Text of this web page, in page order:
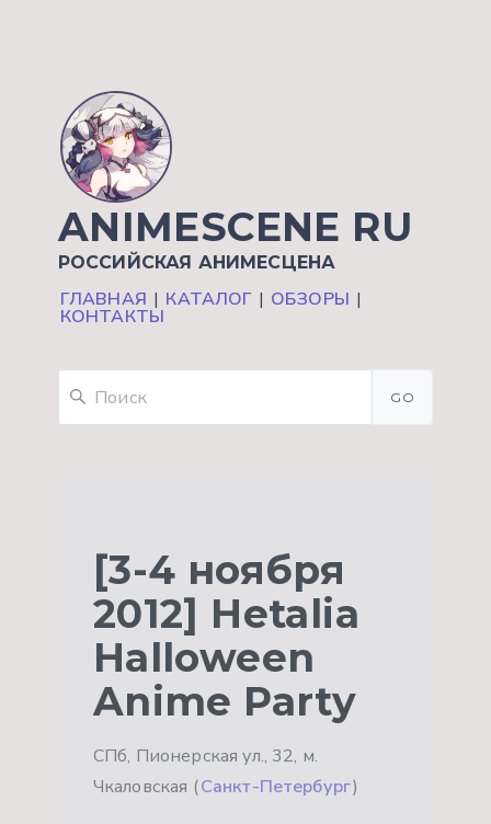
ANIMESCENE RU
РОССИЙСКАЯ АНИМЕСЦЕНА
ГЛАВНАЯ | КАТАЛОГ | ОБЗОРЫ |
КОНТАКТЫ
GO
[3-4 ноября
2012] Hetalia
Halloween
Anime Party
СПб, Пионерская ул., 32, м.
Чкаловская (Санкт-Петербург)